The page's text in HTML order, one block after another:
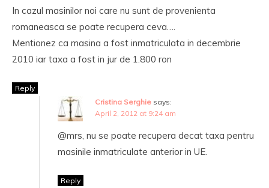
In cazul masinilor noi care nu sunt de provenienta
romaneasca se poate recupera ceva….
Mentionez ca masina a fost inmatriculata in decembrie
2010 iar taxa a fost in jur de 1.800 ron
Reply
Cristina Serghie says:
April 2, 2012 at 9:24 am
@mrs, nu se poate recupera decat taxa pentru
masinile inmatriculate anterior in UE.
Reply